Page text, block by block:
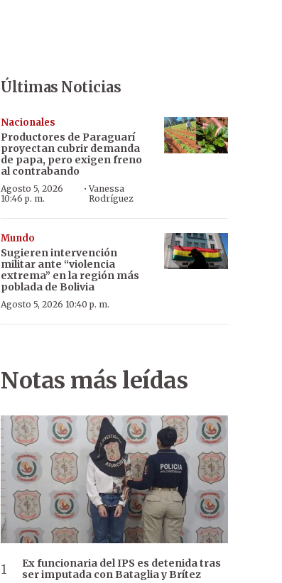
Últimas Noticias
Nacionales
Productores de Paraguarí
proyectan cubrir demanda
de papa, pero exigen freno
al contrabando
Agosto 5, 2026
10:46 p. m.
·Vanessa
Rodríguez
Mundo
Sugieren intervención
militar ante “violencia
extrema” en la región más
poblada de Bolivia
Agosto 5, 2026 10:40 p. m.
Notas más leídas
Ex funcionaria del IPS es detenida tras
ser imputada con Bataglia y Brítez